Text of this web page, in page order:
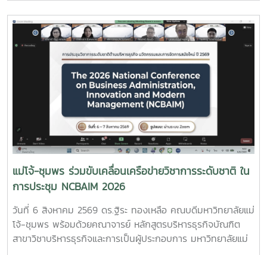
นี้ เพื่อเผยแพร่ข้อมูลเกี่ยวกับหลักสูตรที่เปิดสอนของมหาวิทยาลัย
แม่โจ้-ชุมพร แนวทางการจัดการเรียนการสอน สวัสดิการ รวม
ถึงข้อมูลการรับสมัครเข้าศึกษาต่อในระดับปริญญาตรี ประจำปี
การศึกษา 2570 เพื่อให้นักเรียนได้รับข้อมูลที่ถูกต้อง สามารถนำ
ไปวางแผนประกอบการตัดสินใจศึกษาต่อได้อย่างเหมาะสม
บรรยากาศเป็นไปอย่างอบอุ่น นักเรียนให้ความสนใจเข้าร่วมรับ
ฟังข้อมูลเป็นจำนวนมาก พร้อมทั้งสอบถามรายละเอียดเกี่ยวกับ
หลักสูตร การเรียนการสอน ทุนการศึกษา ชีวิตในรั้วมหาวิทยาลัย
การเตรียมตัวเข้าศึกษาต่อในระดับอุดมศึกษา เป็นต้น
แม่โจ้-ชุมพร ร่วมขับเคลื่อนเครือข่ายวิชาการระดับชาติ ใน
การประชุม NCBAIM 2026
วันที่ 6 สิงหาคม 2569 ดร.ฐิระ ทองเหลือ คณบดีมหาวิทยาลัยแม่
โจ้-ชุมพร พร้อมด้วยคณาจารย์ หลักสูตรบริหารธุรกิจบัณฑิต
สาขาวิชาบริหารธุรกิจและการเป็นผู้ประกอบการ มหาวิทยาลัยแม่